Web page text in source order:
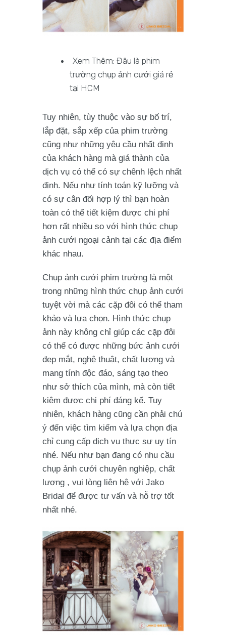
Xem Thêm: Đâu là phim
trường chụp ảnh cưới giá rẻ
tại HCM
Tuy nhiên, tùy thuộc vào sự bố trí,
lắp đặt, sắp xếp của phim trường
cũng như những yêu cầu nhất định
của khách hàng mà giá thành của
dịch vụ có thể có sự chênh lệch nhất
định. Nếu như tính toán kỹ lưỡng và
có sự cân đối hợp lý thì bạn hoàn
toàn có thể tiết kiệm được chi phí
hơn rất nhiều so với hình thức chụp
ảnh cưới ngoại cảnh tại các địa điểm
khác nhau.
Chụp ảnh cưới phim trường là một
trong những hình thức chụp ảnh cưới
tuyệt vời mà các cặp đôi có thể tham
khảo và lựa chọn. Hình thức chụp
ảnh này không chỉ giúp các cặp đôi
có thể có được những bức ảnh cưới
đẹp mắt, nghệ thuật, chất lượng và
mang tính độc đáo, sáng tạo theo
như sở thích của mình, mà còn tiết
kiệm được chi phí đáng kể. Tuy
nhiên, khách hàng cũng cần phải chú
ý đến việc tìm kiếm và lựa chọn địa
chỉ cung cấp dịch vụ thực sự uy tín
nhé. Nếu như bạn đang có nhu cầu
chụp ảnh cưới chuyên nghiệp, chất
lượng , vui lòng liên hệ với Jako
Bridal để được tư vấn và hỗ trợ tốt
nhất nhé.